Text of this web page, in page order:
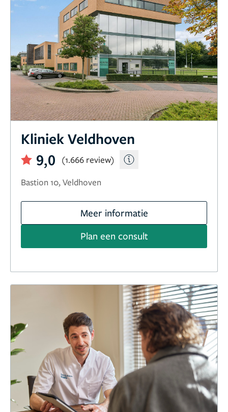
Kliniek Veldhoven
9,0
(1.666 review)
Bastion 10, Veldhoven
Meer informatie
Plan een consult